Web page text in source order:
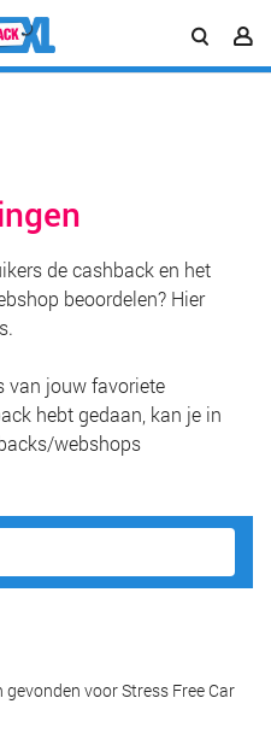
de cashback en het
beoordelen? Hier
van jouw favoriete
hebt gedaan, kan je in
webshops
voor Stress Free Car